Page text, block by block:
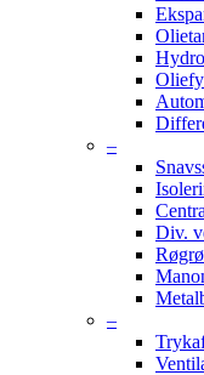
–
Div.
–